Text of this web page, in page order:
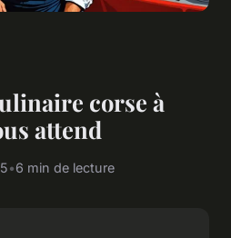
corse à
attend
•6 min de lecture